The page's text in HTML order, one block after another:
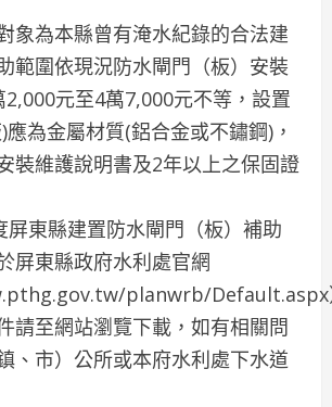
為本縣曾有淹水紀錄的合法建
範圍依現況防水閘門（板）安裝
元至4萬7,000元不等，設置
為金屬材質(鋁合金或不鏽鋼)，
裝維護說明書及2年以上之保固證
東縣建置防水閘門（板）補助
屏東縣政府水利處官網
planwrb/Default.aspx
請至網站瀏覽下載，如有相關問
、市）公所或本府水利處下水道